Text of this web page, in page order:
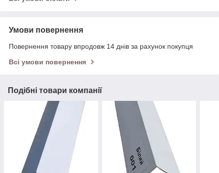
Умови повернення
Повернення товару впродовж 14 днів за рахунок покупця
Всі умови повернення
Подібні товари компанії